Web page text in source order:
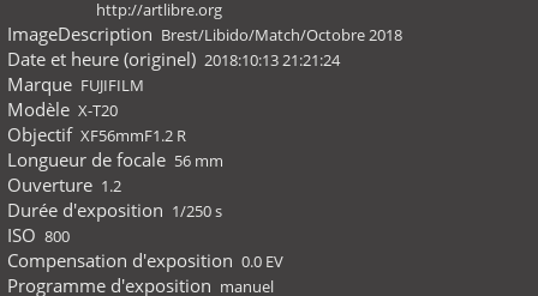
http://artlibre.org
ImageDescription Brest/Libido/Match/Octobre 2018
Date et heure (originel) 2018:10:13 21:21:24
Marque FUJIFILM
Modèle X-T20
Objectif XF56mmF1.2 R
Longueur de focale 56 mm
Ouverture 1.2
Durée d'exposition 1/250 s
ISO 800
Compensation d'exposition 0.0 EV
Programme d'exposition manuel